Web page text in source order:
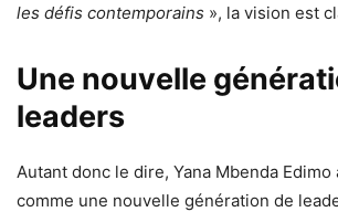
les défis contemporains », la vision est
Une nouvelle
leaders
Autant donc le dire, Yana Mbenda Edimo
comme une nouvelle génération de